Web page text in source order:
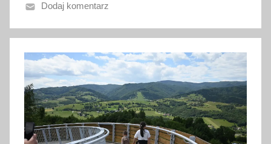
o
8
l
i
p
c
a
2
Dodaj komentarz